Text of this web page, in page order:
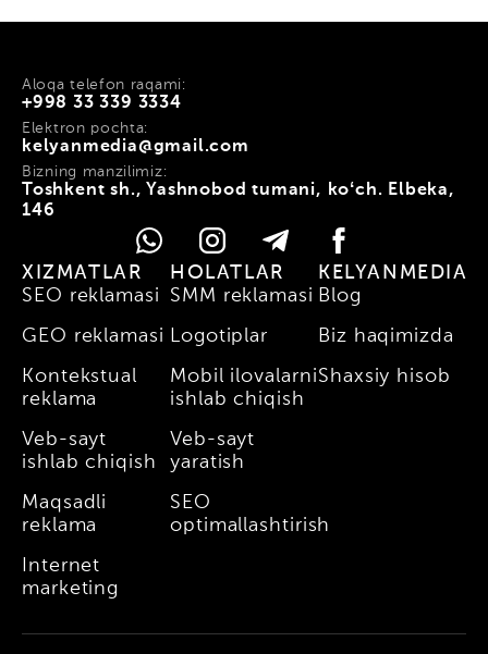
+998 33 339 3334
Aloqa telefon raqami:
kelyanmedia@gmail.com
Elektron pochta:
Toshkent sh., Yashnobod tumani, koʻch. Elbeka,
146
Bizning manzilimiz:
XIZMATLAR
SEO reklamasi
GEO reklamasi
Kontekstual
reklama
Veb-sayt
ishlab chiqish
Maqsadli
reklama
Internet
marketing
HOLATLAR
SMM reklamasi
Logotiplar
Mobil ilovalarni
ishlab chiqish
Veb-sayt
yaratish
SEO
optimallashtirish
KELYANMEDIA
Blog
Biz haqimizda
Shaxsiy hisob